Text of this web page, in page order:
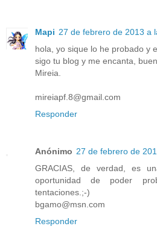
Mapi 27 de febrero de 2013 a
hola, yo sique lo he probado y
sigo tu blog y me encanta,
Mireia.
mireiapf.8@gmail.com
Responder
Anónimo 27 de febrero de
GRACIAS, de verdad, es
oportunidad de poder
tentaciones.;-)
bgamo@msn.com
Responder